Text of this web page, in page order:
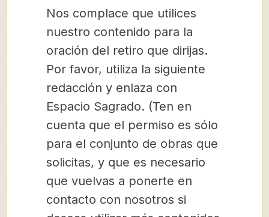
Nos complace que utilices
nuestro contenido para la
oración del retiro que dirijas.
Por favor, utiliza la siguiente
redacción y enlaza con
Espacio Sagrado. (Ten en
cuenta que el permiso es sólo
para el conjunto de obras que
solicitas, y que es necesario
que vuelvas a ponerte en
contacto con nosotros si